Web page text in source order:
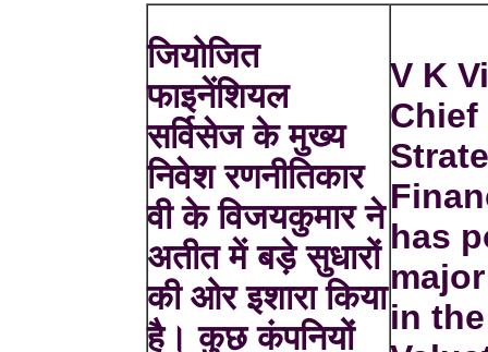
जियोजित
फाइनेंशियल
सर्विसेज के मुख्य
निवेश रणनीतिकार
वी के विजयकुमार ने
अतीत में बड़े सुधारों
की ओर इशारा किया
है। कुछ कंपनियों
V K
has
in